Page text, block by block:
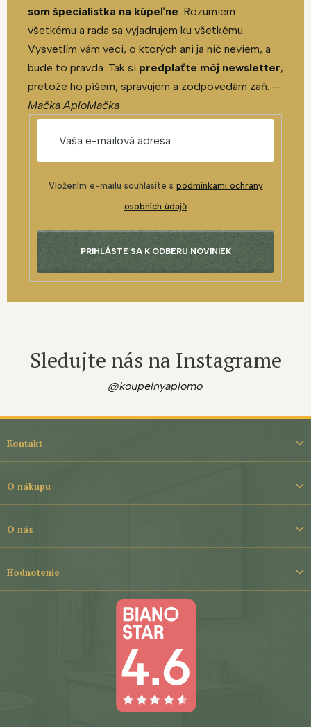
som špecialistka na kúpeľne. Rozumiem
všetkému a rada sa vyjadrujem ku všetkému.
Vysvetlím vám veci, o ktorých ani ja nič neviem, a
bude to pravda. Tak si predplaťte môj newsletter,
pretože ho píšem, spravujem a zodpovedám zaň. —
Mačka AploMačka
Vložením e-mailu souhlasíte s podmínkami ochrany
osobních údajů
PRIHLÁSTE SA K ODBERU NOVINIEK
Sledujte nás na Instagrame
@koupelnyaplomo
Z
i
Kontakt
O nákupu
O nás
Hodnotenie